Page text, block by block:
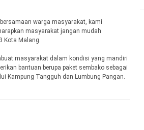
warga masyarakat, kami
masyarakat jangan mudah
Kota Malang.
masyarakat dalam kondisi yang mandiri
bantuan berupa paket sembako sebagai
Kampung Tangguh dan Lumbung Pangan.